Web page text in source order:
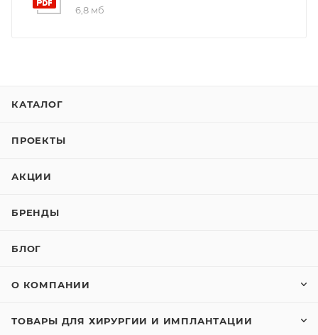
6,8 мб
КАТАЛОГ
ПРОЕКТЫ
АКЦИИ
БРЕНДЫ
БЛОГ
О КОМПАНИИ
ТОВАРЫ ДЛЯ ХИРУРГИИ И ИМПЛАНТАЦИИ